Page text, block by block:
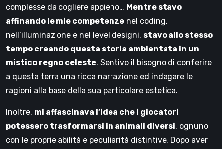
complesse da cogliere appieno… Mentre stavo
affinando le mie competenze nel coding,
nell’illuminazione e nel level designi, stavo allo stesso
tempo creando questa storia ambientata in un
mistico regno celeste. Sentivo il bisogno di conferire
a questa terra una ricca narrazione ed indagare le
ragioni alla base della sua particolare estetica.
Inoltre, mi affascinava l’idea che i giocatori
potessero trasformarsi in animali diversi, ognuno
con le proprie abilità e peculiarità distintive. Dopo aver